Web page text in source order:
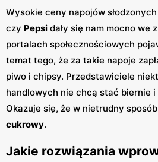
Wysokie ceny napojów
czy Pepsi dały się nam mocno we
portalach społecznościowych
temat tego, że za takie napoje
piwo i chipsy. Przedstawiciele
handlowych nie chcą stać biernie i
Okazuje się, że w nietrudny
cukrowy.
Jakie rozwiązania